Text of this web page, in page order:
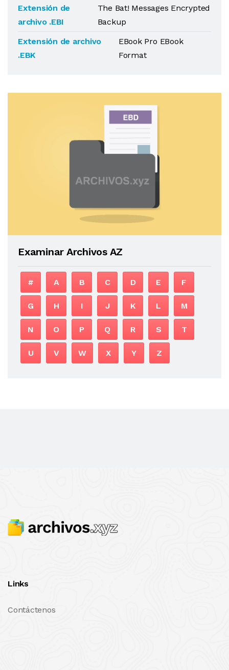
Extensión de
archivo .EBI
The Bat! Messages Encrypted
Backup
Extensión de archivo
.EBK
EBook Pro EBook
Format
Examinar Archivos AZ
# A B C D E F
G H I J K L M
N O P Q R S T
U V W X Y Z
Links
Contáctenos